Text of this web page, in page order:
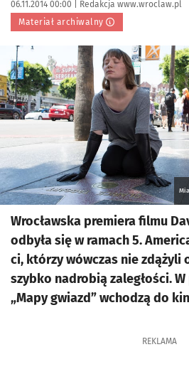
Data publikacji:
06.11.2014 00:00 | Autor:
Redakcja www.wroclaw.pl
Materiał archiwalny
Kliknij, aby powiększyć
Wrocławska premiera filmu
odbyła się w ramach 5.
ci, którzy wówczas nie zdążyli
szybko nadrobią zaległości.
„Mapy gwiazd” wchodzą do
REKLAMA